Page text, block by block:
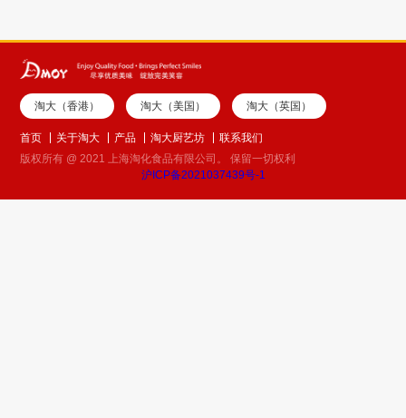
淘大（香港） 淘大（美国） 淘大（英国）
首页 关于淘大 产品 淘大厨艺坊
联系我们
版权所有 @ 2021 上海淘化食品有限公司。 保留一切权利
沪ICP备2021037439号-1